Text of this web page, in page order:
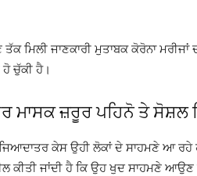
ਤੱਕ ਮਿਲੀ ਜਾਣਕਾਰੀ ਮੁਤਾਬਕ ਕੋਰੋਨਾ
ਚੁੱਕੀ ਹੈ।
ਮਾਸਕ ਜ਼ਰੂਰ ਪਹਿਨੋ ਤੇ ਸੋਸ਼ਲ
ਕੇਸ ਉਹੀ ਲੋਕਾਂ ਦੇ ਸਾਹਮਣੇ ਆ
ਕੀਤੀ ਜਾਂਦੀ ਹੈ ਕਿ ਉਹ ਖੁਦ ਸਾਹਮਣੇ